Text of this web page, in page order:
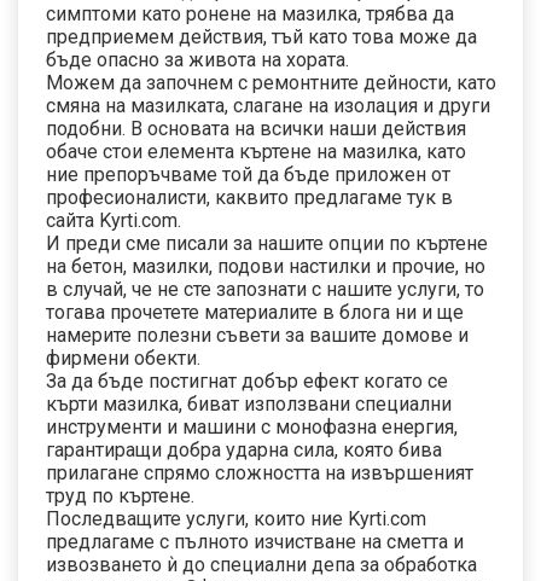
симптоми като ронене на мазилка, трябва да
предприемем действия, тъй като това може да
бъде опасно за живота на хората.
Можем да започнем с ремонтните дейности, като
смяна на мазилката, слагане на изолация и други
подобни. В основата на всички наши действия
обаче стои елемента къртене на мазилка, като
ние препоръчваме той да бъде приложен от
професионалисти, каквито предлагаме тук в
сайта Kyrti.com.
И преди сме писали за нашите опции по къртене
на бетон, мазилки, подови настилки и прочие, но
в случай, че не сте запознати с нашите услуги, то
тогава прочетете материалите в блога ни и ще
намерите полезни съвети за вашите домове и
фирмени обекти.
За да бъде постигнат добър ефект когато се
кърти мазилка, биват използвани специални
инструменти и машини с монофазнa енергия,
гарантиращи добра ударна сила, която бива
прилагане спрямо сложността на извършеният
труд по къртене.
Последващите услуги, които ние Kyrti.com
предлагаме с пълното изчистване на сметта и
извозването ѝ до специални депа за обработка